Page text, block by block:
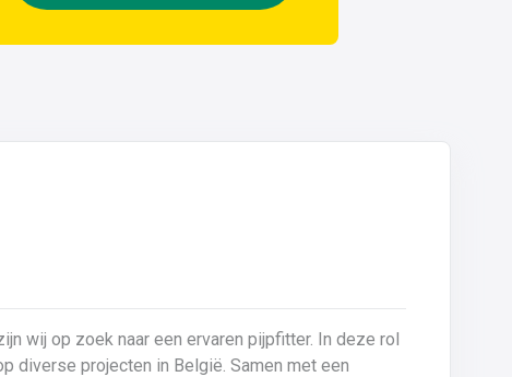
wij op zoek naar een ervaren pijpfitter. In deze rol
diverse projecten in België. Samen met een